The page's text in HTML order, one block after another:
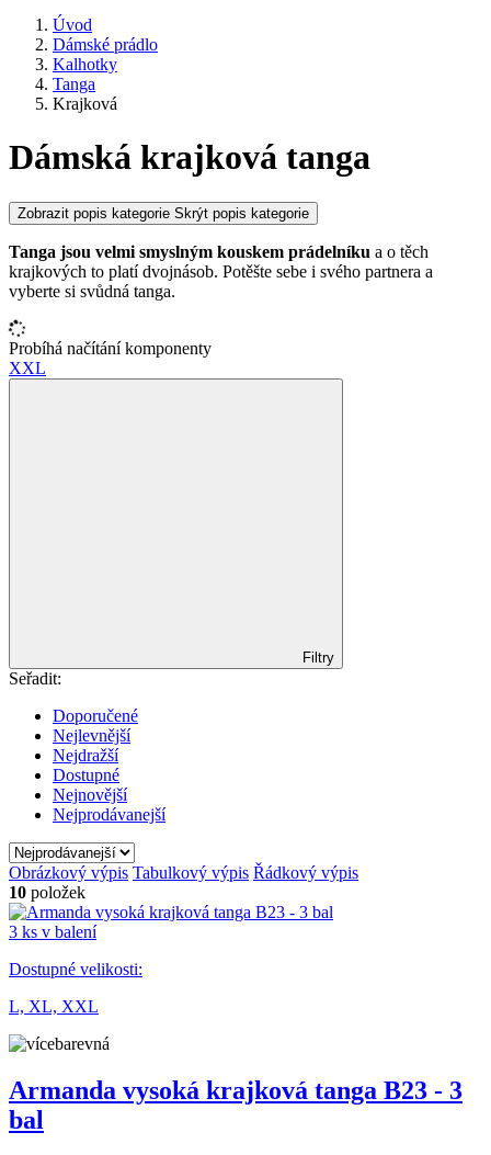
Úvod
Dámské prádlo
Kalhotky
Tanga
Krajková
Dámská krajková tanga
Zobrazit popis kategorie Skrýt popis kategorie
Tanga jsou velmi smyslným kouskem prádelníku a o těch
krajkových to platí dvojnásob. Potěšte sebe i svého partnera a
vyberte si svůdná tanga.
Probíhá načítání komponenty
XXL
Filtry
Seřadit:
Doporučené
Nejlevnější
Nejdražší
Dostupné
Nejnovější
Nejprodávanejší
Obrázkový výpis Tabulkový výpis Řádkový výpis
10 položek
3 ks v balení
Dostupné velikosti:
L, XL, XXL
Armanda vysoká krajková tanga B23 - 3
bal